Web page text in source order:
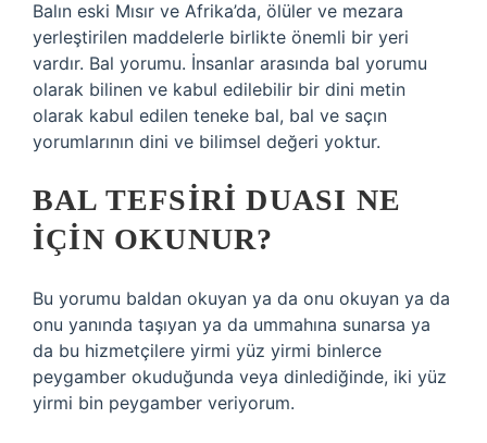
Balın eski Mısır ve Afrika’da, ölüler ve mezara
yerleştirilen maddelerle birlikte önemli bir yeri
vardır. Bal yorumu. İnsanlar arasında bal yorumu
olarak bilinen ve kabul edilebilir bir dini metin
olarak kabul edilen teneke bal, bal ve saçın
yorumlarının dini ve bilimsel değeri yoktur.
BAL TEFSIRI DUASI NE
IÇIN OKUNUR?
Bu yorumu baldan okuyan ya da onu okuyan ya da
onu yanında taşıyan ya da ummahına sunarsa ya
da bu hizmetçilere yirmi yüz yirmi binlerce
peygamber okuduğunda veya dinlediğinde, iki yüz
yirmi bin peygamber veriyorum.